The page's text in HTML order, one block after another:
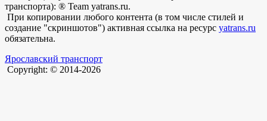
транспорта): ® Team yatrans.ru.
При копировании любого контента (в том числе стилей и
создание "скриншотов") активная ссылка на ресурс yatrans.ru
обязательна.
Ярославский транспорт
Copyright: © 2014-2026